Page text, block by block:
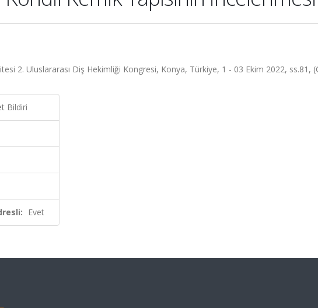
2. Uluslararası Diş Hekimliği Kongresi, Konya, Türkiye, 1 - 03 Ekim 2022, ss.81,
Bildiri
Evet